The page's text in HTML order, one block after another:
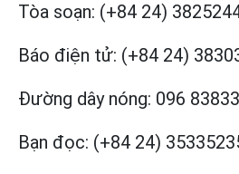
Tòa soạn: (+84 24)
Báo điện tử: (+84 24)
Đường dây nóng: 096
Bạn đọc: (+84 24)